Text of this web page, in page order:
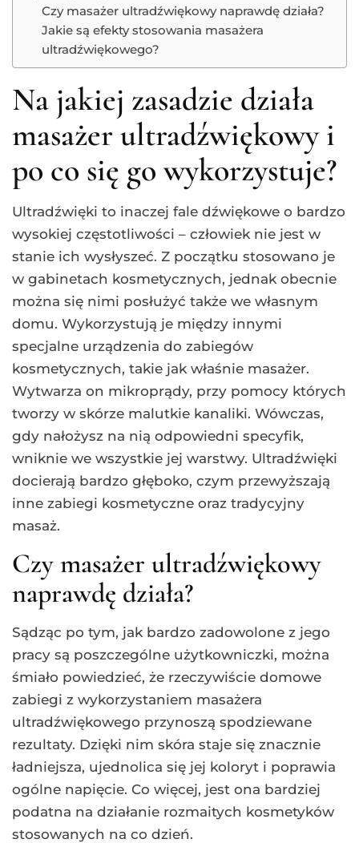
Czy masażer ultradźwiękowy naprawdę działa?
Jakie są efekty stosowania masażera
ultradźwiękowego?
Na jakiej zasadzie działa
masażer ultradźwiękowy i
po co się go wykorzystuje?
Ultradźwięki to inaczej fale dźwiękowe o bardzo
wysokiej częstotliwości – człowiek nie jest w
stanie ich wysłyszeć. Z początku stosowano je
w gabinetach kosmetycznych, jednak obecnie
można się nimi posłużyć także we własnym
domu. Wykorzystują je między innymi
specjalne urządzenia do zabiegów
kosmetycznych, takie jak właśnie masażer.
Wytwarza on mikroprądy, przy pomocy których
tworzy w skórze malutkie kanaliki. Wówczas,
gdy nałożysz na nią odpowiedni specyfik,
wniknie we wszystkie jej warstwy. Ultradźwięki
docierają bardzo głęboko, czym przewyższają
inne zabiegi kosmetyczne oraz tradycyjny
masaż.
Czy masażer ultradźwiękowy
naprawdę działa?
Sądząc po tym, jak bardzo zadowolone z jego
pracy są poszczególne użytkowniczki, można
śmiało powiedzieć, że rzeczywiście domowe
zabiegi z wykorzystaniem masażera
ultradźwiękowego przynoszą spodziewane
rezultaty. Dzięki nim skóra staje się znacznie
ładniejsza, ujednolica się jej koloryt i poprawia
ogólne napięcie. Co więcej, jest ona bardziej
podatna na działanie rozmaitych kosmetyków
stosowanych na co dzień.